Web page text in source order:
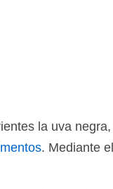
la uva
. Mediante